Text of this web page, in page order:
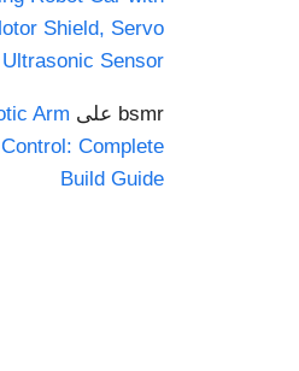
Shield, Servo
Sensor
bsmr على Arm
Complete
Build Guide